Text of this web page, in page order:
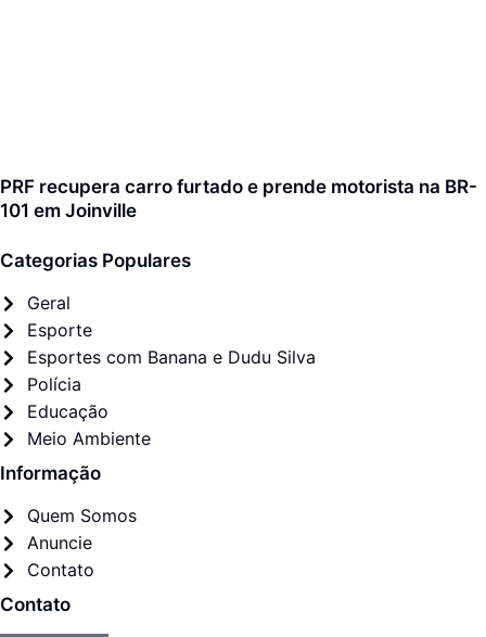
PRF recupera carro furtado e prende motorista na BR-
101 em Joinville
Categorias Populares
Geral
Esporte
Esportes com Banana e Dudu Silva
Polícia
Educação
Meio Ambiente
Informação
Quem Somos
Anuncie
Contato
Contato